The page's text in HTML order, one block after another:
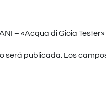
– «Acqua di Gioia Tester»
será publicada. Los